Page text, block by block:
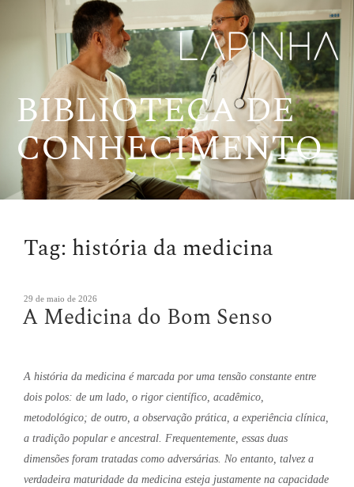
BIBLIOTECA DE
CONHECIMENTO
Tag: história da medicina
Publicado
em
29 de maio de 2026
A Medicina do Bom Senso
A história da medicina é marcada por uma tensão constante entre
dois polos: de um lado, o rigor científico, acadêmico,
metodológico; de outro, a observação prática, a experiência clínica,
a tradição popular e ancestral. Frequentemente, essas duas
dimensões foram tratadas como adversárias. No entanto, talvez a
verdadeira maturidade da medicina esteja justamente na capacidade